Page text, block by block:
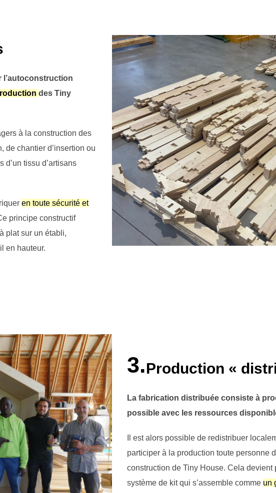
l’autoconstruction
des Tiny
à la construction des
de chantier d’insertion ou
tissu d’artisans
en toute sécurité et
principe constructif
plat sur un établi,
en hauteur.
3.Production «
La fabrication distribuée consiste à
possible avec les ressources
Il est alors possible de redistribuer
participer à la production toute personne
construction de Tiny House. Cela devient
système de kit qui s’assemble comme un